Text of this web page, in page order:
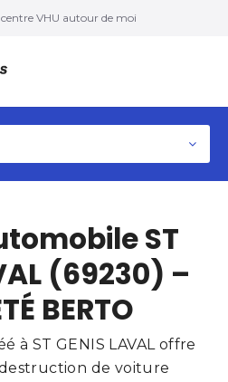
VHU autour de moi
ST
(69230) –
BERTO
à ST GENIS LAVAL offre
de voiture